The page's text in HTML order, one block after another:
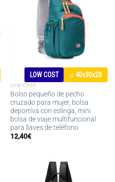
LOW COST ≤ 40x30x20
LOW COST
Bolso pequeño de pecho
cruzado para mujer, bolsa
deportiva con eslinga, mini
bolsa de viaje multifuncional
para llaves de teléfono
12,40€